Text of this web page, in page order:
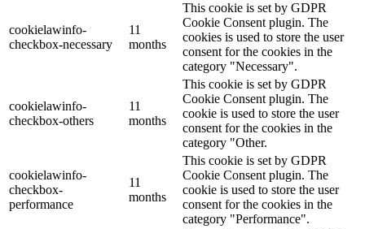
cookielawinfo-
checkbox-necessary
11
months
This cookie is set by GDPR
Cookie Consent plugin. The
cookies is used to store the user
consent for the cookies in the
category "Necessary".
cookielawinfo-
checkbox-others
11
months
This cookie is set by GDPR
Cookie Consent plugin. The
cookie is used to store the user
consent for the cookies in the
category "Other.
cookielawinfo-
checkbox-
performance
11
months
This cookie is set by GDPR
Cookie Consent plugin. The
cookie is used to store the user
consent for the cookies in the
category "Performance".